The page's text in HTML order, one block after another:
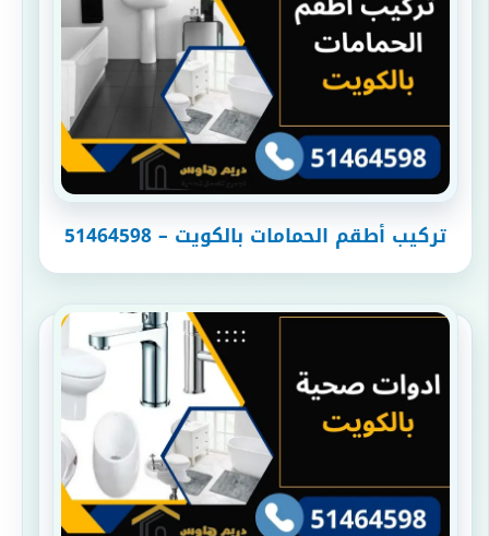
تركيب أطقم الحمامات بالكويت – 51464598